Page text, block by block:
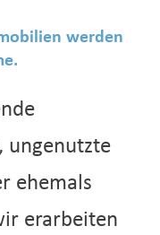
werden
ungenutzte
ehemals
erarbeiten